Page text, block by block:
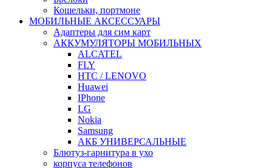
Кошельки, портмоне
МОБИЛЬНЫЕ АКСЕССУАРЫ
Адаптеры для сим карт
АККУМУЛЯТОРЫ МОБИЛЬНЫХ
ALCATEL
FLY
HTC / LENOVO
Huawei
IPhone
LG
Nokia
Samsung
АКБ УНИВЕРСАЛЬНЫЕ
Блютуз-гарнитура в ухо
корпуса телефонов